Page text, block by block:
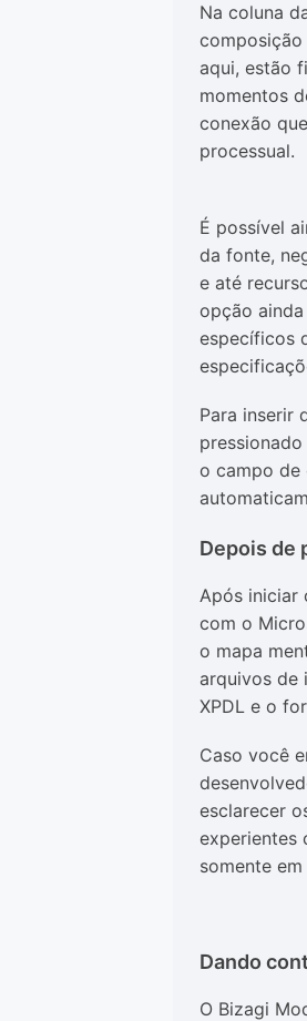
Na coluna
composição
aqui, estão
momentos
conexão
processual.
É possível
da fonte,
e até
opção
específicos
Para inserir
o campo de
Depois de
Após iniciar
com o
o mapa
arquivos de
XPDL e o
Caso você
esclarecer
experientes
somente em
Dando
O Bizagi